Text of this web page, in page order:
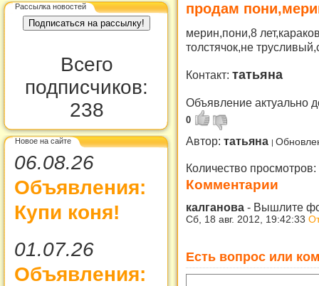
Рассылка новостей
Всего
подписчиков:
238
Новое на сайте
06.08.26
Объявления:
Купи коня!
01.07.26
Объявления:
продам
мерин,пони,8
толстячок,не
Контакт: татьяна
Объявление актуально
0
Автор: татьяна
Количество просмотров:
Комментарии
калганова - Вышлите
Сб, 18 авг. 2012, 19:42:33
Есть вопрос или